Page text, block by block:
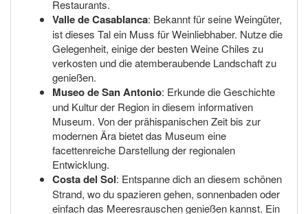
Restaurants.
Valle de Casablanca: Bekannt für seine Weingüter,
ist dieses Tal ein Muss für Weinliebhaber. Nutze die
Gelegenheit, einige der besten Weine Chiles zu
verkosten und die atemberaubende Landschaft zu
genießen.
Museo de San Antonio: Erkunde die Geschichte
und Kultur der Region in diesem informativen
Museum. Von der prähispanischen Zeit bis zur
modernen Ära bietet das Museum eine
facettenreiche Darstellung der regionalen
Entwicklung.
Costa del Sol: Entspanne dich an diesem schönen
Strand, wo du spazieren gehen, sonnenbaden oder
einfach das Meeresrauschen genießen kannst. Ein